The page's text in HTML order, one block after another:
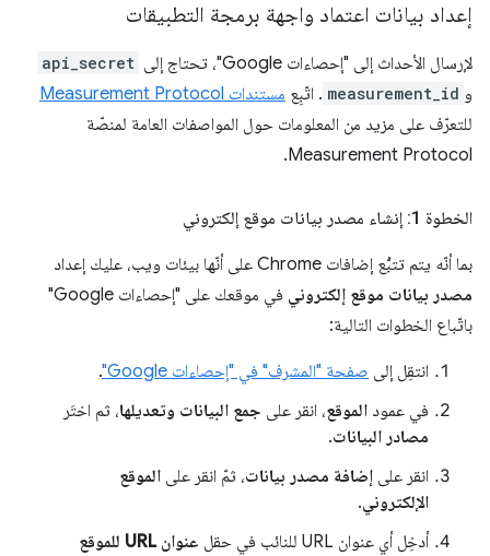
إعداد بيانات اعتماد واجهة برمجة التطبيقات
لإرسال الأحداث إلى "إحصاءات Google"، تحتاج إلى api_secret
و measurement_id . اتّبِع مستندات Measurement Protocol
للتعرّف على مزيد من المعلومات حول المواصفات العامة لمنصّة
Measurement Protocol.
الخطوة 1: إنشاء مصدر بيانات موقع إلكتروني
بما أنّه يتم تتبُّع إضافات Chrome على أنّها بيئات ويب، عليك إعداد
مصدر بيانات موقع إلكتروني
في موقعك على "إحصاءات Google"
باتّباع الخطوات التالية:
انتقِل إلى صفحة "المشرف" في "إحصاءات Google"
.
في عمود الموقع، انقر على جمع البيانات وتعديلها، ثم اختَر
مصادر البيانات.
انقر على إضافة مصدر بيانات، ثمّ انقر على الموقع
الإلكتروني.
أدخِل أي عنوان URL للنائب في حقل
عنوان URL للموقع